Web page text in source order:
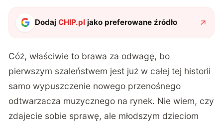
DodajCHIP.pl jako preferowane źródło
Cóż, właściwie to brawa za odwagę, bo
pierwszym szaleństwem jest już w całej tej historii
samo wypuszczenie nowego przenośnego
odtwarzacza muzycznego na rynek. Nie wiem, czy
zdajecie sobie sprawę, ale młodszym dzieciom